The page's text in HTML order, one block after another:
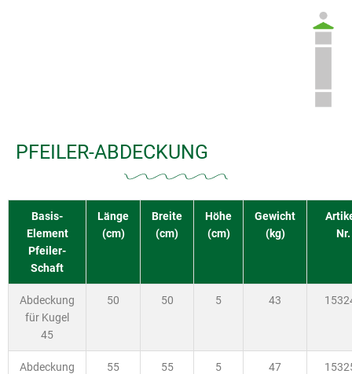
PFEILER-ABDECKUNG
Basis-
Element
Pfeiler-
Schaft
Länge
(cm)
Breite
(cm)
Höhe
(cm)
Gewicht
(kg)
Nr.
Abdeckung
für Kugel
45
50 50 5 43
Abdeckung
55 55 5 47